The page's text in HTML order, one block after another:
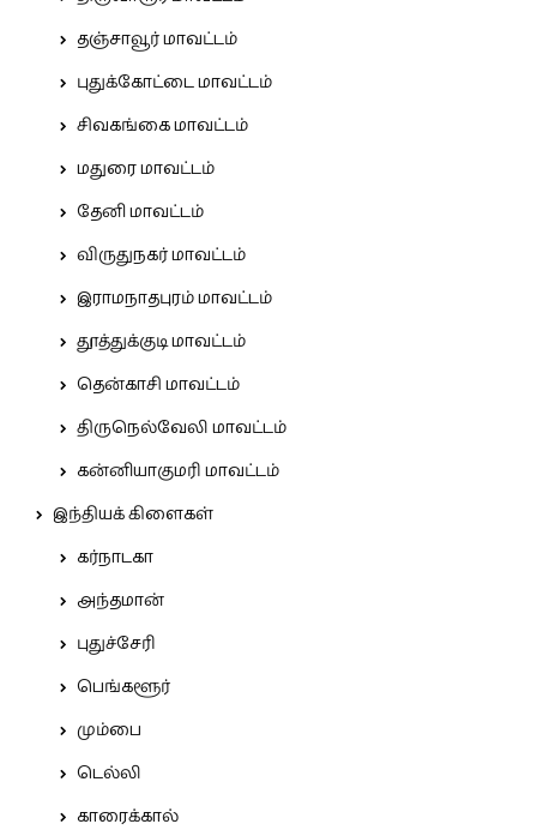
தஞ்சாவூர் மாவட்டம்
புதுக்கோட்டை மாவட்டம்
சிவகங்கை மாவட்டம்
மதுரை மாவட்டம்
தேனி மாவட்டம்
விருதுநகர் மாவட்டம்
இராமநாதபுரம் மாவட்டம்
தூத்துக்குடி மாவட்டம்
தென்காசி மாவட்டம்
திருநெல்வேலி மாவட்டம்
கன்னியாகுமரி மாவட்டம்
இந்தியக் கிளைகள்
கர்நாடகா
அந்தமான்
புதுச்சேரி
பெங்களூர்
மும்பை
டெல்லி
காரைக்கால்